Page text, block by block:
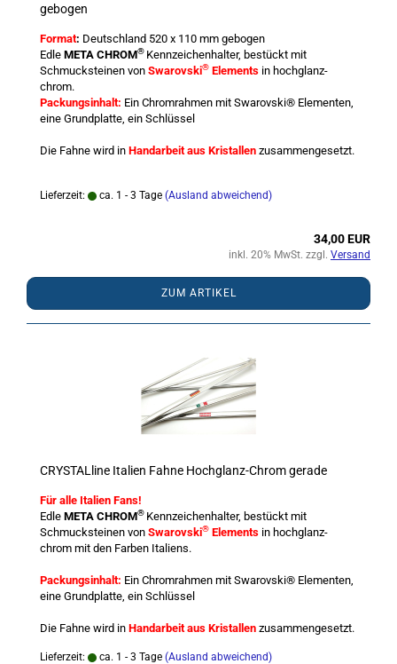
gebogen
Format: Deutschland 520 x 110 mm gebogen
Edle META CHROM® Kennzeichenhalter, bestückt mit
Schmucksteinen von Swarovski® Elements in hochglanz-
chrom.
Packungsinhalt: Ein Chromrahmen mit Swarovski® Elementen,
eine Grundplatte, ein Schlüssel
Die Fahne wird in Handarbeit aus Kristallen zusammengesetzt.
Lieferzeit: ca. 1 - 3 Tage (Ausland abweichend)
34,00 EUR
inkl. 20% MwSt. zzgl. Versand
ZUM ARTIKEL
CRYSTALline Italien Fahne Hochglanz-Chrom gerade
Für alle Italien Fans!
Edle META CHROM® Kennzeichenhalter, bestückt mit
Schmucksteinen von Swarovski® Elements in hochglanz-
chrom mit den Farben Italiens.
Packungsinhalt: Ein Chromrahmen mit Swarovski® Elementen,
eine Grundplatte, ein Schlüssel
Die Fahne wird in Handarbeit aus Kristallen zusammengesetzt.
Lieferzeit: ca. 1 - 3 Tage (Ausland abweichend)